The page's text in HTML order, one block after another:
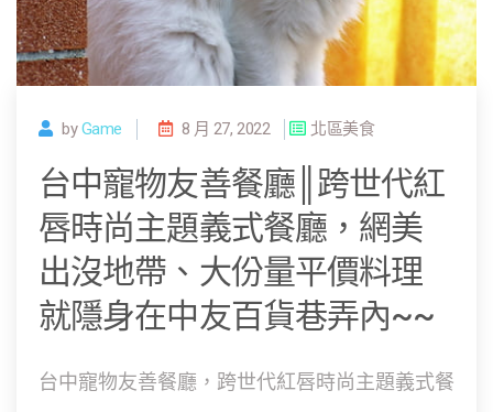
byGame 8 月 27, 2022 北區美食
台中寵物友善餐廳║跨世代紅
唇時尚主題義式餐廳，網美
出沒地帶、大份量平價料理
就隱身在中友百貨巷弄內~~
台中寵物友善餐廳，跨世代紅唇時尚主題義式餐